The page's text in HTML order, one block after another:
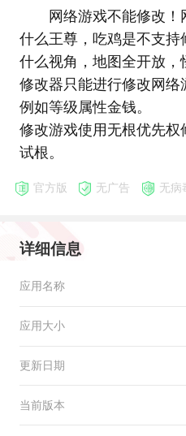
网络游戏不能修改
什么王尊，吃鸡是不支持
什么视角，地图全开放，
修改器只能进行修改网络
例如等级属性金钱。
修改游戏使用无根优先
试根。
官方版 无广告 无病
详细信息
应用名称
应用大小
更新日期
当前版本